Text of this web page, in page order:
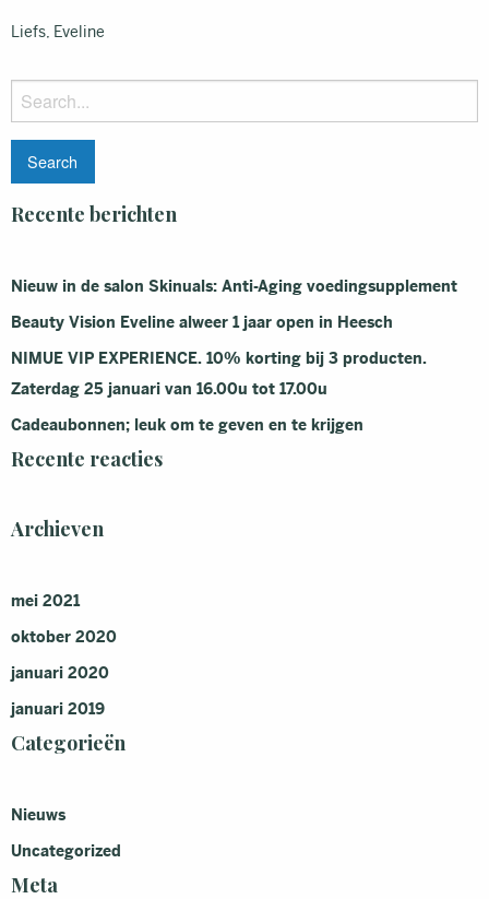
Liefs, Eveline
Search
for:
Recente berichten
Nieuw in de salon Skinuals: Anti-Aging voedingsupplement
Beauty Vision Eveline alweer 1 jaar open in Heesch
NIMUE VIP EXPERIENCE. 10% korting bij 3 producten.
Zaterdag 25 januari van 16.00u tot 17.00u
Cadeaubonnen; leuk om te geven en te krijgen
Recente reacties
Archieven
mei 2021
oktober 2020
januari 2020
januari 2019
Categorieën
Nieuws
Uncategorized
Meta